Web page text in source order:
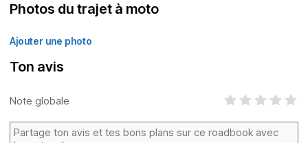
Photos du trajet à moto
Ajouter une photo
Ton avis
Note globale